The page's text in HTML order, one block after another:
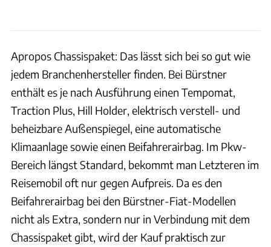
Apropos Chassispaket: Das lässt sich bei so gut wie
jedem Branchenhersteller finden. Bei Bürstner
enthält es je nach Ausführung einen Tempomat,
Traction Plus, Hill Holder, elektrisch verstell- und
beheizbare Außenspiegel, eine automatische
Klimaanlage sowie einen Beifahrerairbag. Im Pkw-
Bereich längst Standard, bekommt man Letzteren im
Reisemobil oft nur gegen Aufpreis. Da es den
Beifahrerairbag bei den Bürstner-Fiat-Modellen
nicht als Extra, sondern nur in Verbindung mit dem
Chassispaket gibt, wird der Kauf praktisch zur